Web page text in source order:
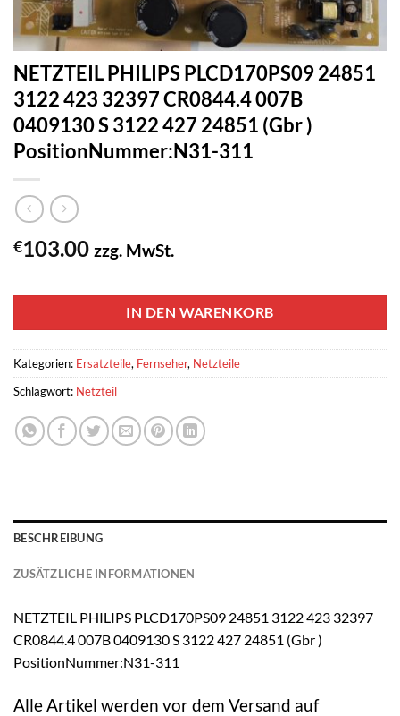
NETZTEIL PHILIPS PLCD170PS09 24851
3122 423 32397 CR0844.4 007B
0409130 S 3122 427 24851 (Gbr )
PositionNummer:N31-311
€103.00 zzg. MwSt.
IN DEN WARENKORB
Kategorien: Ersatzteile, Fernseher, Netzteile
Schlagwort: Netzteil
BESCHREIBUNG
ZUSÄTZLICHE INFORMATIONEN
NETZTEIL PHILIPS PLCD170PS09 24851 3122 423 32397
CR0844.4 007B 0409130 S 3122 427 24851 (Gbr )
PositionNummer:N31-311
Alle Artikel werden vor dem Versand auf